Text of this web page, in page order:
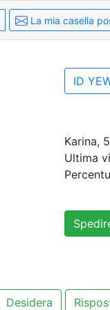
La mia casella
ID
Karina,
Ultima
Desidera